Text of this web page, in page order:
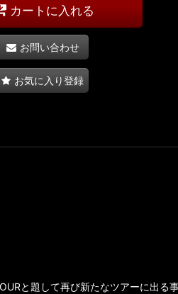
カートに入れる
お問い合わせ
お気に入り登録
と題して再び新たなツアーに出